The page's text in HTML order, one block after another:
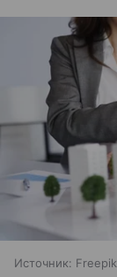
Источник: Freepik